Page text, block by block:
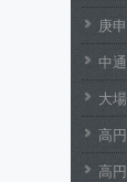
庚
中
大
高
高